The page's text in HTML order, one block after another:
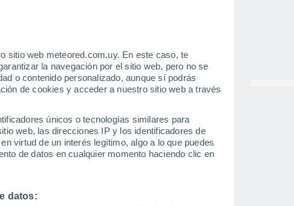
sitio web meteored.com.uy. En este caso, te
la navegación por el sitio web, pero no se
o contenido personalizado, aunque sí podrás
de cookies y acceder a nuestro sitio web a través
únicos o tecnologías similares para
web, las direcciones IP y los identificadores de
virtud de un interés legítimo, algo a lo que puedes
de datos en cualquier momento haciendo clic en
datos:
15°
3°
3°
La Paloma
14°
3°
Cerro Chato
14°
15°
5°
14°